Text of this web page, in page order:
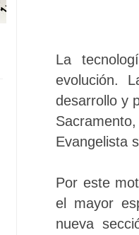
La
evolución.
desarrollo y
Evangelista
Por este
el mayor
nueva